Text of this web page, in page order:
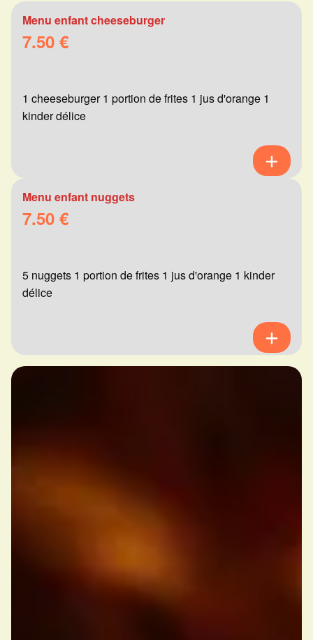
Menu enfant cheeseburger
7.50 €
1 cheeseburger 1 portion de frites 1 jus d'orange 1
kinder délice
Menu enfant nuggets
7.50 €
5 nuggets 1 portion de frites 1 jus d'orange 1 kinder
délice